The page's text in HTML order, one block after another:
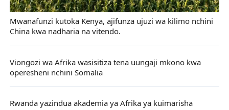
Mwanafunzi kutoka Kenya, ajifunza ujuzi wa kilimo nchini
China kwa nadharia na vitendo.
Viongozi wa Afrika wasisitiza tena uungaji mkono kwa
operesheni nchini Somalia
Rwanda yazindua akademia ya Afrika ya kuimarisha